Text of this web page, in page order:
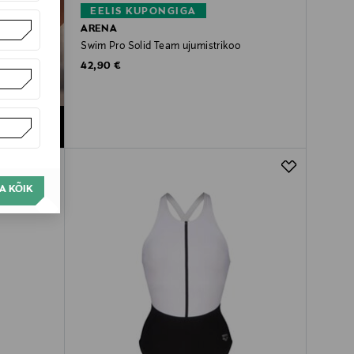
KÕIK
EELIS KUPONGIGA
ARENA
Swim Pro Solid Team ujumistrikoo
Original Price
42,90 €